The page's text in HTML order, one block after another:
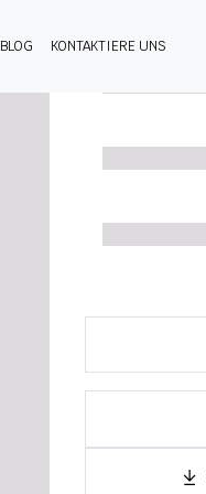
BLOG KONTAKTIERE UNS